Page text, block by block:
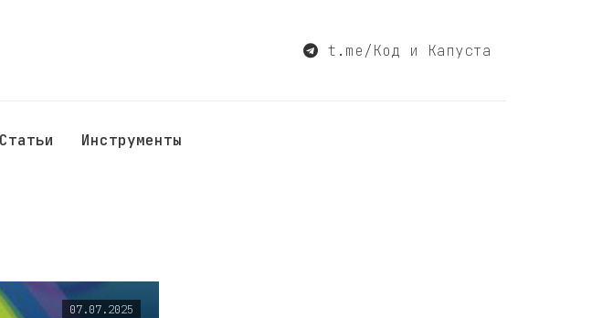
t.me/Код и Капуста
Статьи Инструменты
07.07.2025